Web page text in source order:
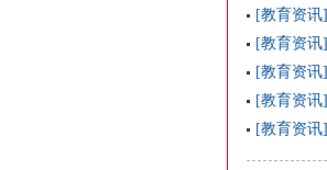
[教育资讯]
[教育资讯]
[教育资讯]
[教育资讯]
[教育资讯]